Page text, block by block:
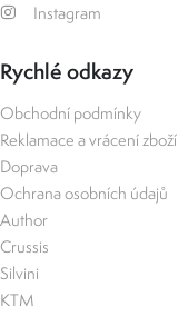
Instagram
Rychlé odkazy
Obchodní podmínky
Reklamace a vrácení zboží
Doprava
Ochrana osobních údajů
Author
Crussis
Silvini
KTM